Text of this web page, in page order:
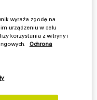
wyraża zgodę na
urządzeniu w celu
korzystania z witryny i
Ochrona